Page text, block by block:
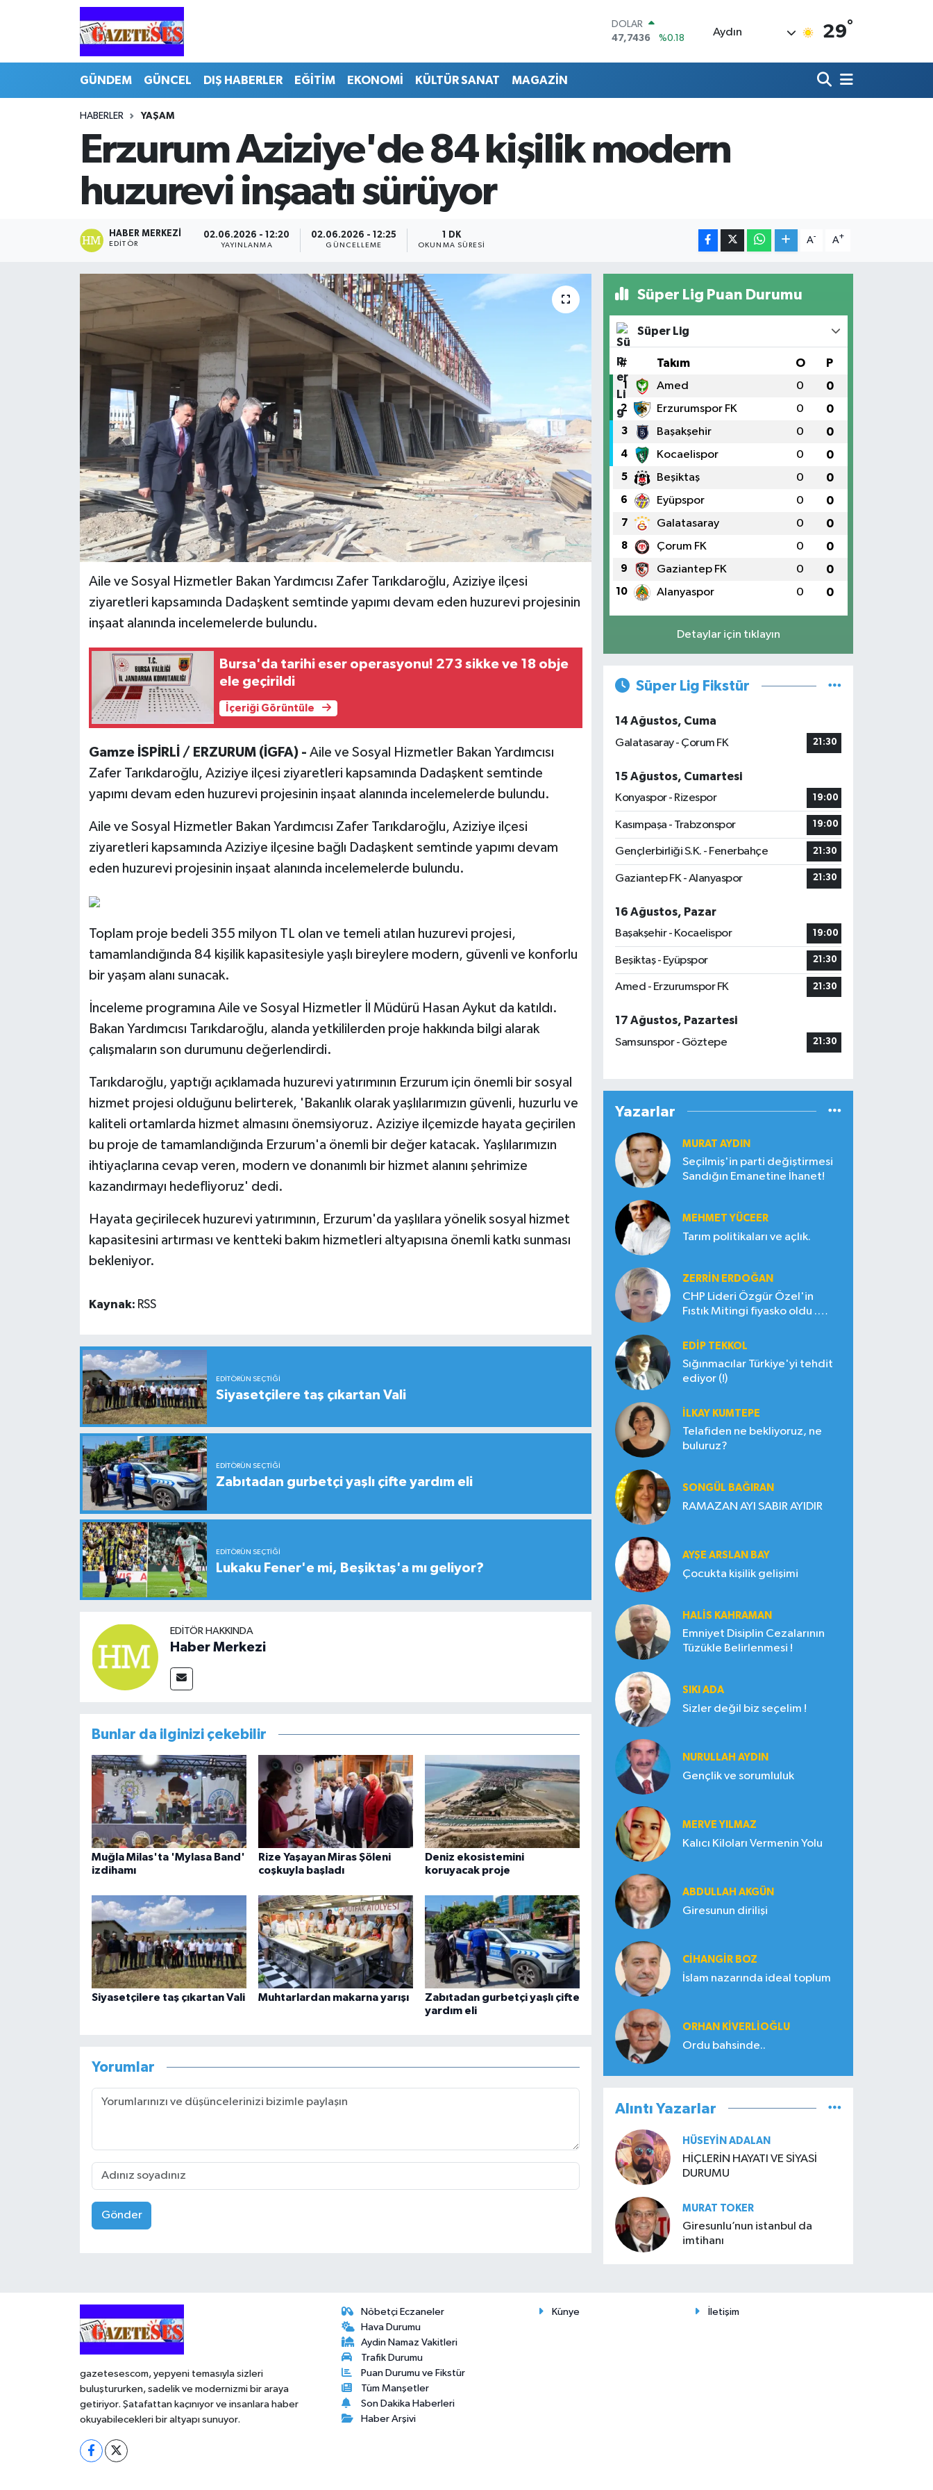
DOLAR
47,7436
%0.18
13.779
%-14
BITCOIN
Aydın 29°
GÜNDEM GÜNCEL DIŞ HABERLER EĞİTİM EKONOMİ KÜLTÜR SANAT MAGAZİN
HABERLER YAŞAM
Erzurum Aziziye'de 84 kişilik modern
huzurevi inşaatı sürüyor
HABER MERKEZI
EDITÖR
02.06.2026 - 12:20
YAYINLANMA
02.06.2026 - 12:25
GÜNCELLEME
1 DK
OKUNMA SÜRESI
A- A+
Aile ve Sosyal Hizmetler Bakan Yardımcısı Zafer Tarıkdaroğlu, Aziziye ilçesi
ziyaretleri kapsamında Dadaşkent semtinde yapımı devam eden huzurevi projesinin
inşaat alanında incelemelerde bulundu.
Bursa'da tarihi eser operasyonu! 273 sikke ve 18 obje
ele geçirildi
İçeriği Görüntüle
Gamze İSPİRLİ / ERZURUM (İGFA) - Aile ve Sosyal Hizmetler Bakan Yardımcısı
Zafer Tarıkdaroğlu, Aziziye ilçesi ziyaretleri kapsamında Dadaşkent semtinde
yapımı devam eden huzurevi projesinin inşaat alanında incelemelerde bulundu.
Aile ve Sosyal Hizmetler Bakan Yardımcısı Zafer Tarıkdaroğlu, Aziziye ilçesi
ziyaretleri kapsamında Aziziye ilçesine bağlı Dadaşkent semtinde yapımı devam
eden huzurevi projesinin inşaat alanında incelemelerde bulundu.
Toplam proje bedeli 355 milyon TL olan ve temeli atılan huzurevi projesi,
tamamlandığında 84 kişilik kapasitesiyle yaşlı bireylere modern, güvenli ve konforlu
bir yaşam alanı sunacak.
İnceleme programına Aile ve Sosyal Hizmetler İl Müdürü Hasan Aykut da katıldı.
Bakan Yardımcısı Tarıkdaroğlu, alanda yetkililerden proje hakkında bilgi alarak
çalışmaların son durumunu değerlendirdi.
Tarıkdaroğlu, yaptığı açıklamada huzurevi yatırımının Erzurum için önemli bir sosyal
hizmet projesi olduğunu belirterek, 'Bakanlık olarak yaşlılarımızın güvenli, huzurlu ve
kaliteli ortamlarda hizmet almasını önemsiyoruz. Aziziye ilçemizde hayata geçirilen
bu proje de tamamlandığında Erzurum'a önemli bir değer katacak. Yaşlılarımızın
ihtiyaçlarına cevap veren, modern ve donanımlı bir hizmet alanını şehrimize
kazandırmayı hedefliyoruz' dedi.
Hayata geçirilecek huzurevi yatırımının, Erzurum'da yaşlılara yönelik sosyal hizmet
kapasitesini artırması ve kentteki bakım hizmetleri altyapısına önemli katkı sunması
bekleniyor.
Kaynak: RSS
EDITÖRÜN SEÇTIĞI
Siyasetçilere taş çıkartan Vali
EDITÖRÜN SEÇTIĞI
Zabıtadan gurbetçi yaşlı çifte yardım eli
EDITÖRÜN SEÇTIĞI
Lukaku Fener'e mi, Beşiktaş'a mı geliyor?
EDITÖR HAKKINDA
Haber Merkezi
Bunlar da ilginizi çekebilir
Muğla Milas'ta 'Mylasa Band'
izdihamı
Rize Yaşayan Miras Şöleni
coşkuyla başladı
Deniz ekosistemini
koruyacak proje
Siyasetçilere taş çıkartan Vali Muhtarlardan makarna yarışı
Zabıtadan gurbetçi yaşlı çifte
yardım eli
Yorumlar
Gönder
Süper Lig Puan Durumu
Süper Lig
# Takım O P
1 Amed 0 0
2 Erzurumspor FK 0 0
3 Başakşehir 0 0
4 Kocaelispor 0 0
5 Beşiktaş 0 0
6 Eyüpspor 0 0
7 Galatasaray 0 0
8 Çorum FK 0 0
9 Gaziantep FK 0 0
10 Alanyaspor 0 0
Detaylar için tıklayın
Süper Lig Fikstür
14 Ağustos, Cuma
Galatasaray - Çorum FK
21:30
15 Ağustos, Cumartesi
Konyaspor - Rizespor
19:00
Kasımpaşa - Trabzonspor 19:00
Gençlerbirliği S.K. - Fenerbahçe 21:30
Gaziantep FK - Alanyaspor 21:30
16 Ağustos, Pazar
Başakşehir - Kocaelispor
19:00
Beşiktaş - Eyüpspor 21:30
Amed - Erzurumspor FK 21:30
17 Ağustos, Pazartesi
Samsunspor - Göztepe
21:30
Yazarlar
MURAT AYDIN
Seçilmiş'in parti değiştirmesi
Sandığın Emanetine İhanet!
MEHMET YÜCEER
Tarım politikaları ve açlık.
ZERRIN ERDOĞAN
CHP Lideri Özgür Özel'in
Fıstık Mitingi fiyasko oldu .
EDIP TEKKOL
Sığınmacılar Türkiye'yi tehdit
ediyor (!)
İLKAY KUMTEPE
Telafiden ne bekliyoruz, ne
buluruz?
SONGÜL BAĞIRAN
RAMAZAN AYI SABIR AYIDIR
AYŞE ARSLAN BAY
Çocukta kişilik gelişimi
HALIS KAHRAMAN
Emniyet Disiplin Cezalarının
Tüzükle Belirlenmesi !
SIKI ADA
Sizler değil biz seçelim !
NURULLAH AYDIN
Gençlik ve sorumluluk
MERVE YILMAZ
Kalıcı Kiloları Vermenin Yolu
ABDULLAH AKGÜN
Giresunun dirilişi
CIHANGIR BOZ
İslam nazarında ideal toplum
ORHAN KIVERLIOĞLU
Ordu bahsinde..
Alıntı Yazarlar
HÜSEYIN ADALAN
HİÇLERİN HAYATI VE SİYASİ
DURUMU
MURAT TOKER
Giresunlu’nun istanbul da
imtihanı
gazetesescom, yepyeni temasıyla sizleri
buluştururken, sadelik ve modernizmi bir araya
getiriyor. Şatafattan kaçınıyor ve insanlara haber
okuyabilecekleri bir altyapı sunuyor.
Nöbetçi Eczaneler
Hava Durumu
Aydin Namaz Vakitleri
Trafik Durumu
Puan Durumu ve Fikstür
Tüm Manşetler
Son Dakika Haberleri
Haber Arşivi
Künye İletişim